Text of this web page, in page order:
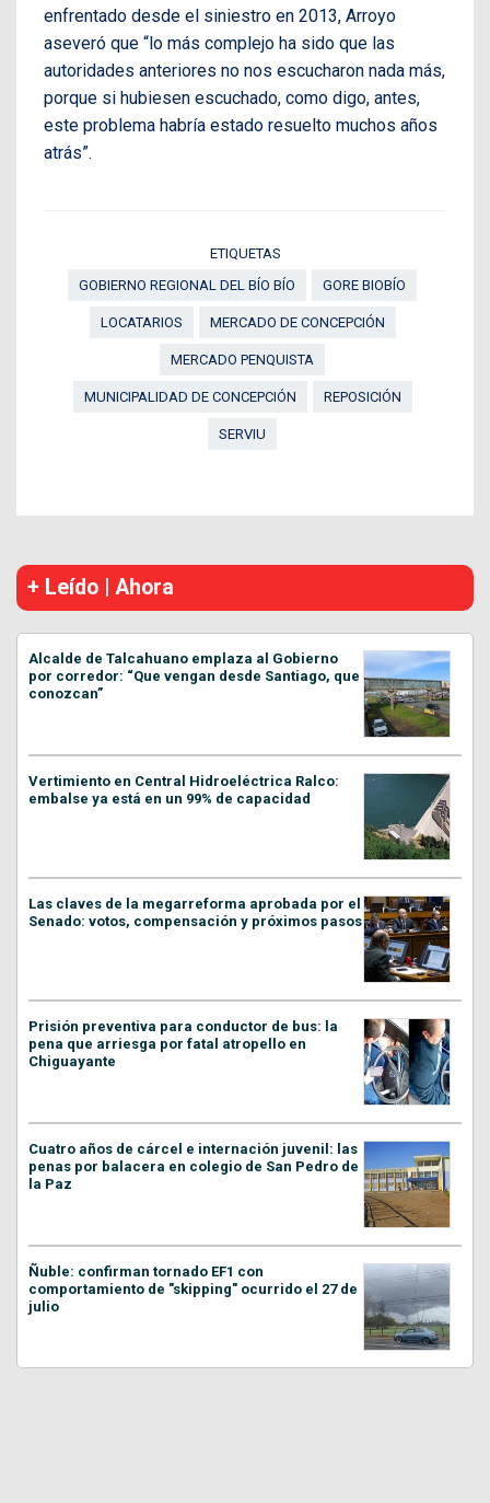
enfrentado desde el siniestro en 2013, Arroyo
aseveró que “lo más complejo ha sido que las
autoridades anteriores no nos escucharon nada más,
porque si hubiesen escuchado, como digo, antes,
este problema habría estado resuelto muchos años
atrás”.
ETIQUETAS
GOBIERNO REGIONAL DEL BÍO BÍO
GORE BIOBÍO
LOCATARIOS MERCADO DE CONCEPCIÓN
MERCADO PENQUISTA
MUNICIPALIDAD DE CONCEPCIÓN REPOSICIÓN
SERVIU
+ Leído | Ahora
Alcalde de Talcahuano emplaza al Gobierno
por corredor: “Que vengan desde Santiago, que
conozcan”
Vertimiento en Central Hidroeléctrica Ralco:
embalse ya está en un 99% de capacidad
Las claves de la megarreforma aprobada por el
Senado: votos, compensación y próximos pasos
Prisión preventiva para conductor de bus: la
pena que arriesga por fatal atropello en
Chiguayante
Cuatro años de cárcel e internación juvenil: las
penas por balacera en colegio de San Pedro de
la Paz
Ñuble: confirman tornado EF1 con
comportamiento de "skipping" ocurrido el 27 de
julio